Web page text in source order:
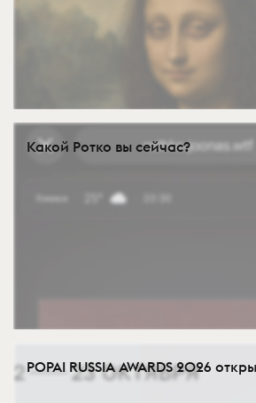
Какой Ротко вы сейчас?
POPAI RUSSIA AWARDS 2026